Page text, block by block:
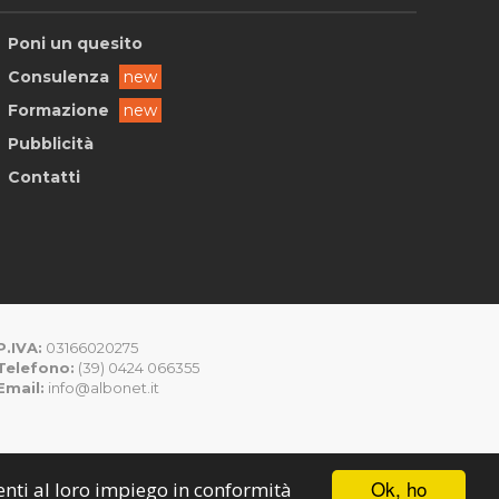
Ok, ho
al loro impiego in conformità
Poni un quesito
Consulenza
new
Formazione
new
Pubblicità
Contatti
03166020275
(39) 0424 066355
info@albonet.it